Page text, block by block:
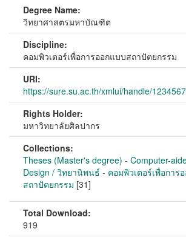
Degree Name:
วิทยาศาสตรมหาบัณฑิต
Discipline:
คอมพิวเตอร์เพื่อการออกแบบสถาปัตยกรรม
URI:
https://sure.su.ac.th/xmlui/handle/
Rights Holder:
มหาวิทยาลัยศิลปากร
Collections:
Theses (Master's degree) - Computer-
Design / วิทยานิพนธ์ - คอมพิวเตอร์เพื่อการ
สถาปัตยกรรม [31]
Total Download:
919